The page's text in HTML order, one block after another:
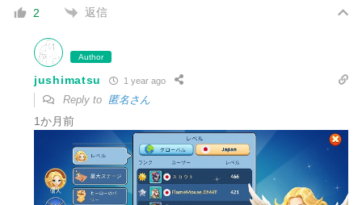
2 返信
Author
jushimatsu 1 year ago
Reply to 匿名さん
1か月前